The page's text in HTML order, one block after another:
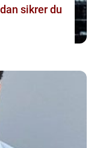
sikrer du